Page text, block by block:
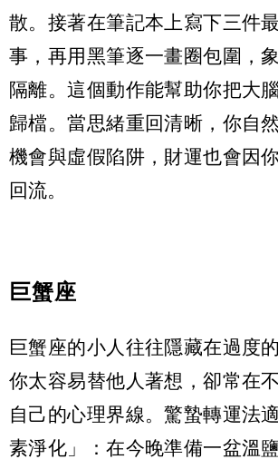
散。接著在筆記本上寫下三件
事，再用黑筆逐一畫圈包圍，
隔離。這個動作能幫助你把大
歸檔。當思緒重回清晰，你自
機會與虛假陷阱，財運也會因
回流。
巨蟹座
巨蟹座的小人往往隱藏在過度
你太容易替他人著想，卻常在
自己的心理界線。驚蟄轉運法
素淨化」：在今晚準備一盆溫